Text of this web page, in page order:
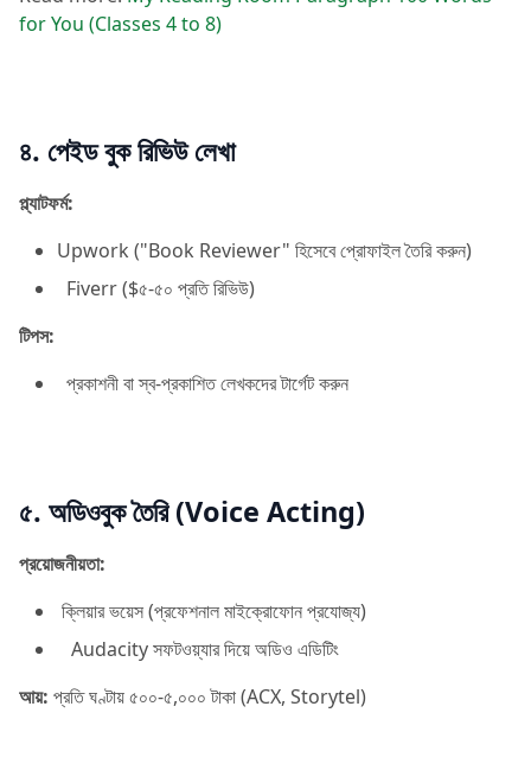
for You (Classes 4 to 8)
৪. পেইড বুক রিভিউ লেখা
প্ল্যাটফর্ম:
Upwork ("Book Reviewer" হিসেবে প্রোফাইল তৈরি করুন)
Fiverr ($৫-৫০ প্রতি রিভিউ)
টিপস:
প্রকাশনী বা স্ব-প্রকাশিত লেখকদের টার্গেট করুন
৫. অডিওবুক তৈরি (Voice Acting)
প্রয়োজনীয়তা:
ক্লিয়ার ভয়েস (প্রফেশনাল মাইক্রোফোন প্রযোজ্য)
Audacity সফটওয়্যার দিয়ে অডিও এডিটিং
আয়: প্রতি ঘণ্টায় ৫০০-৫,০০০ টাকা (ACX, Storytel)